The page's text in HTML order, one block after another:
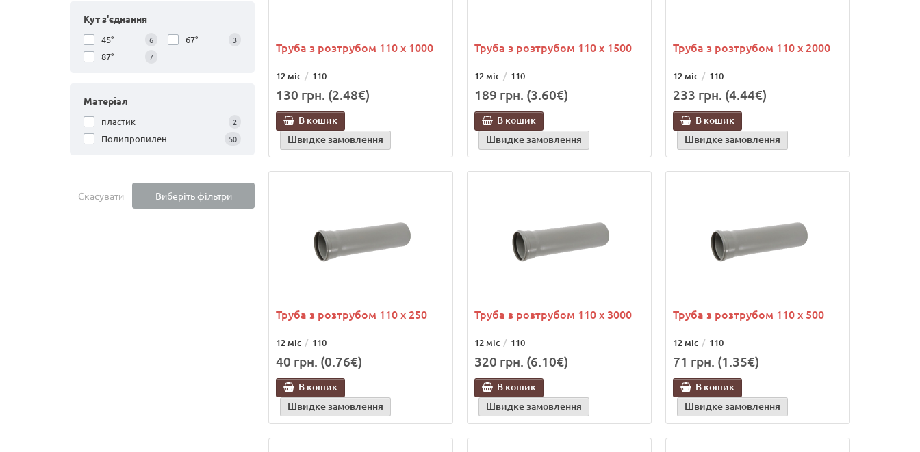
Кут з'єднання
45° 6 67° 3
87° 7
Матеріал
пластик 2
Полипропилен 50
Скасувати Виберіть фільтри
Труба з розтрубом 110 х 1000
12 міс 110
130 грн. (2.48€)
В кошик
Швидке замовлення
Труба з розтрубом 110 х 1500
12 міс 110
189 грн. (3.60€)
В кошик
Швидке замовлення
Труба з розтрубом 110 х 2000
12 міс 110
233 грн. (4.44€)
В кошик
Швидке замовлення
Труба з розтрубом 110 х 250
12 міс 110
40 грн. (0.76€)
В кошик
Швидке замовлення
Труба з розтрубом 110 х 3000
12 міс 110
320 грн. (6.10€)
В кошик
Швидке замовлення
Труба з розтрубом 110 х 500
12 міс 110
71 грн. (1.35€)
В кошик
Швидке замовлення